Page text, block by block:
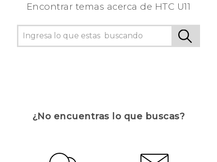
Encontrar temas acerca de HTC U11
¿No encuentras lo que buscas?